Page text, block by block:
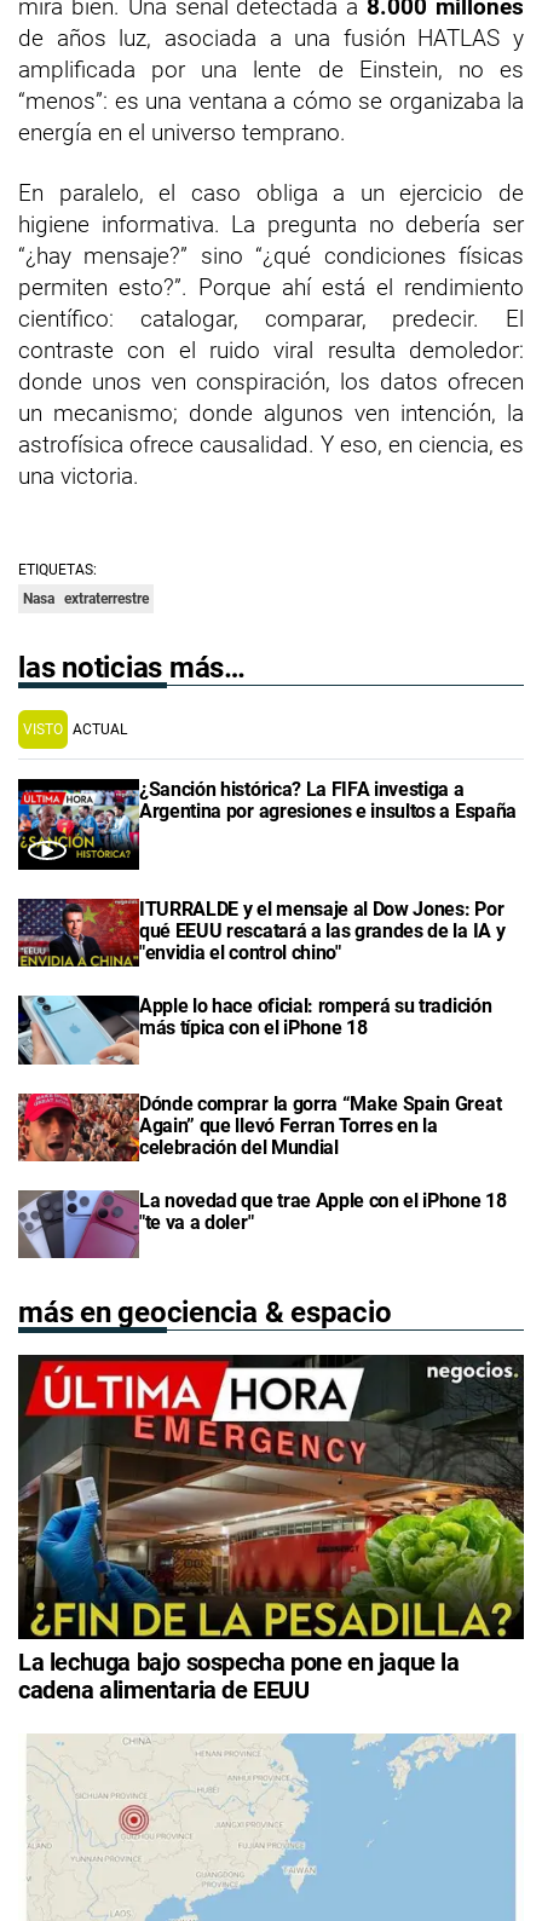
mira bien. Una señal detectada a8.000 millones
de años luz, asociada a una fusión HATLAS y
amplificada por una lente de Einstein, no es
“menos”: es una ventana a cómo se organizaba la
energía en el universo temprano.
En paralelo, el caso obliga a un ejercicio de
higiene informativa. La pregunta no debería ser
“¿hay mensaje?” sino “¿qué condiciones físicas
permiten esto?”. Porque ahí está el rendimiento
científico: catalogar, comparar, predecir. El
contraste con el ruido viral resulta demoledor:
donde unos ven conspiración, los datos ofrecen
un mecanismo; donde algunos ven intención, la
astrofísica ofrece causalidad. Y eso, en ciencia, es
una victoria.
ETIQUETAS:
Nasa extraterrestre
las noticias más…
VISTO ACTUAL
¿Sanción histórica? La FIFA investiga a
Argentina por agresiones e insultos a España
ITURRALDE y el mensaje al Dow Jones: Por
qué EEUU rescatará a las grandes de la IA y
"envidia el control chino"
Apple lo hace oficial: romperá su tradición
más típica con el iPhone 18
Dónde comprar la gorra “Make Spain Great
Again” que llevó Ferran Torres en la
celebración del Mundial
La novedad que trae Apple con el iPhone 18
"te va a doler"
más en geociencia & espacio
La lechuga bajo sospecha pone en jaque la
cadena alimentaria de EEUU